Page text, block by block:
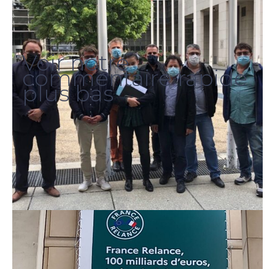
Voir notre
commentaire rapide
plus bas